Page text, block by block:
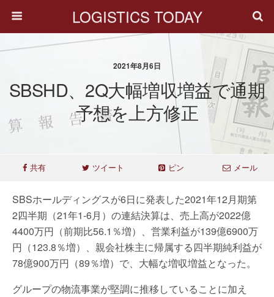
LOGISTICS TODAY
2021年8月6日
SBSHD、2Q大幅増収増益で通期
予想を上方修正
共有 ツイート ピン メール
SBSホールディングスが6日に発表した2021年12月期第
2四半期（21年1-6月）の連結決算は、売上高が2022億
4400万円（前期比56.1％増）、営業利益が139億6900万
円（123.8％増）、親会社株主に帰属する四半期純利益が
78億900万円（89％増）で、大幅な増収増益となった。
グループの物流事業が堅調に推移していることに加え